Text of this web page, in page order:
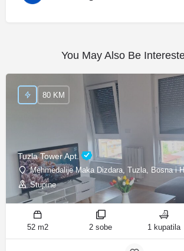
You May Also Be
Tuzla Tower Apt.
Mehmedalije Maka Dizdara, Tuzla, Bosna i
Stupine
80 KM
52 m2 2 sobe 1 kupatila